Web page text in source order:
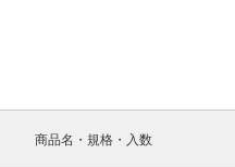
商品名・規格・入数